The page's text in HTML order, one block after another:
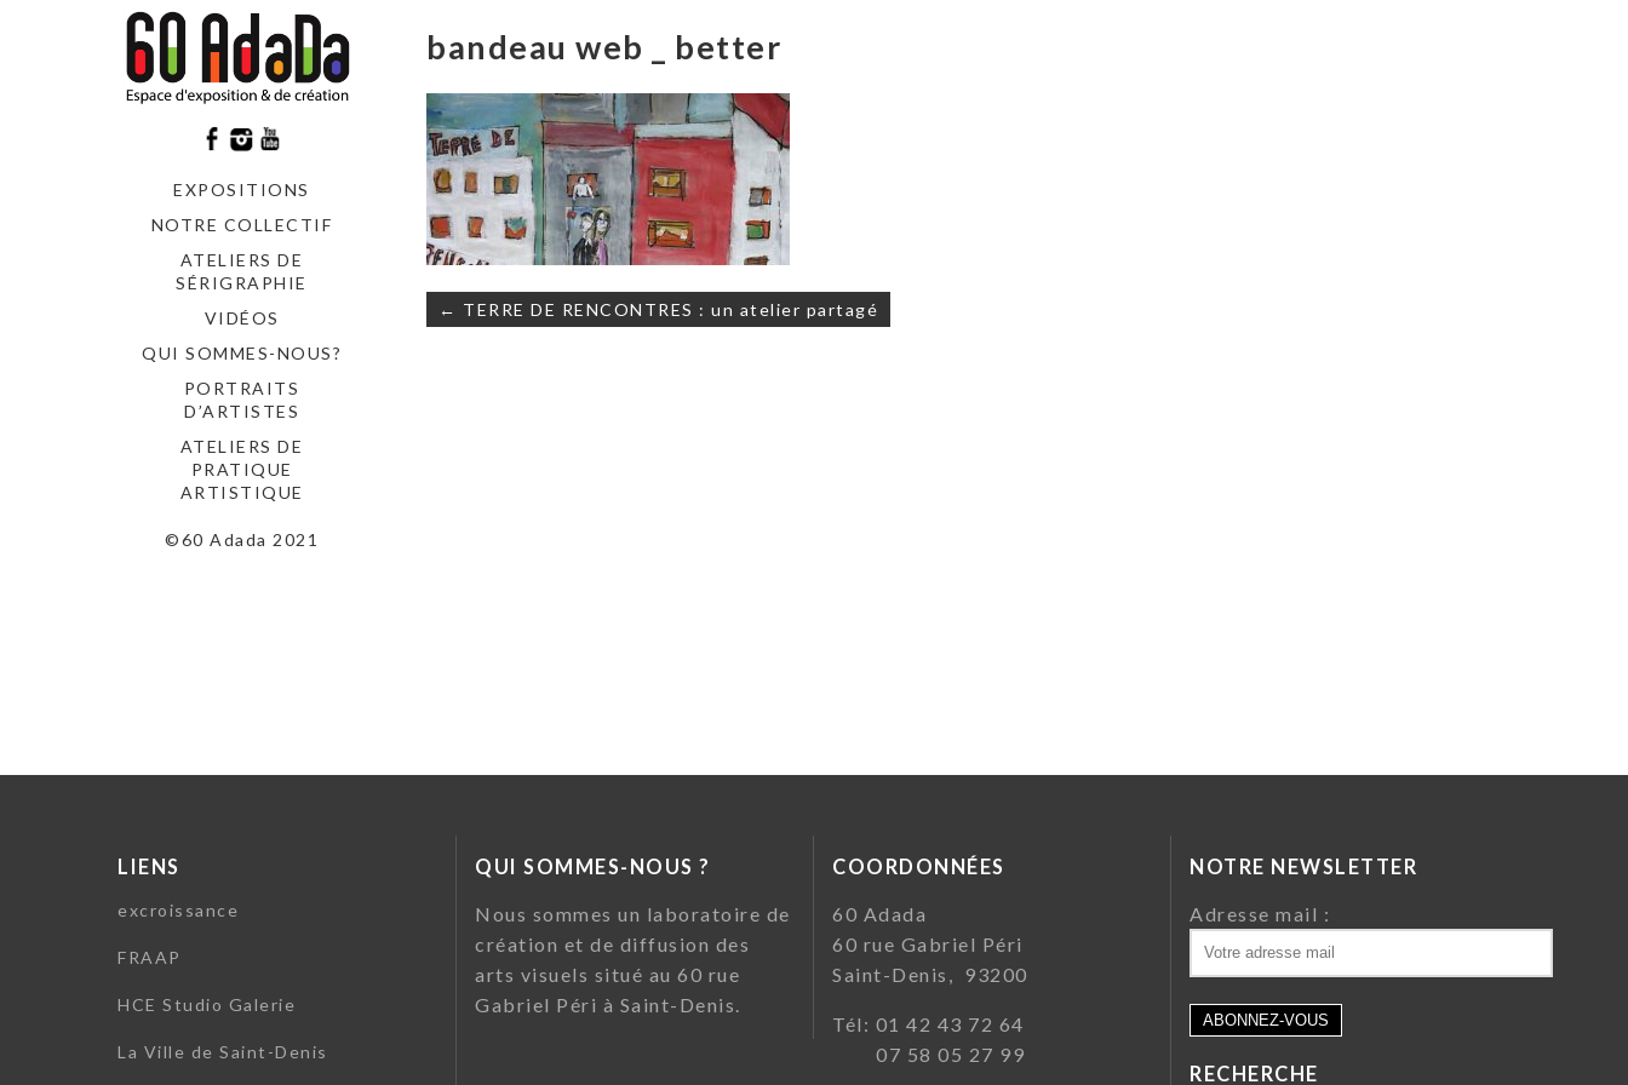
EXPOSITIONS
NOTRE COLLECTIF
ATELIERS DE
SÉRIGRAPHIE
VIDÉOS
QUI SOMMES-NOUS?
PORTRAITS
D’ARTISTES
ATELIERS DE
PRATIQUE
ARTISTIQUE
©60 Adada 2021
bandeau web _ better
Navigation
de
← TERRE DE RENCONTRES : un atelier partagé
LIENS
excroissance
FRAAP
HCE Studio Galerie
La Ville de Saint-Denis
QUI SOMMES-NOUS ?
Nous sommes un laboratoire de
création et de diffusion des
arts visuels situé au 60 rue
Gabriel Péri à Saint-Denis.
COORDONNÉES
60 Adada
60 rue Gabriel Péri
Saint-Denis, 93200
Tél: 01 42 43 72 64
07 58 05 27 99
NOTRE NEWSLETTER
Adresse mail :
RECHERCHE